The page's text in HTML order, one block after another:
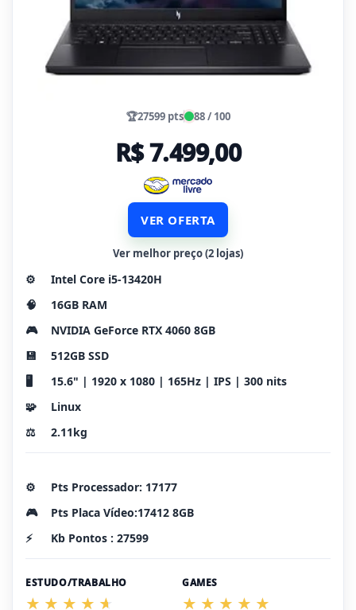
🏆27599 pts 88 / 100
R$ 7.499,00
VER OFERTA
Ver melhor preço (2 lojas)
⚙️
Intel Core i5-13420H
🧠
16GB RAM
🎮
NVIDIA GeForce RTX 4060 8GB
💾
512GB SSD
🖥️
15.6" | 1920 x 1080 | 165Hz | IPS | 300 nits
🧩
Linux
⚖️
2.11kg
⚙️
Pts Processador: 17177
🎮
Pts Placa Vídeo:17412 8GB
⚡
Kb Pontos : 27599
ESTUDO/TRABALHO GAMES